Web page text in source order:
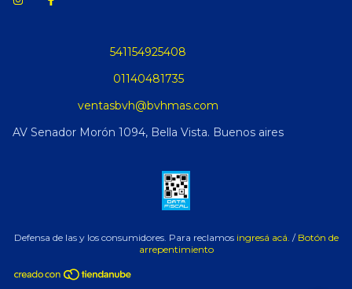
541154925408
01140481735
ventasbvh@bvhmas.com
AV Senador Morón 1094, Bella Vista. Buenos aires
Defensa de las y los consumidores. Para reclamos ingresá acá. / Botón de
arrepentimiento